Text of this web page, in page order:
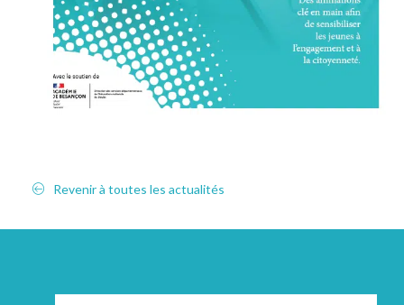
Revenir à toutes les actualités